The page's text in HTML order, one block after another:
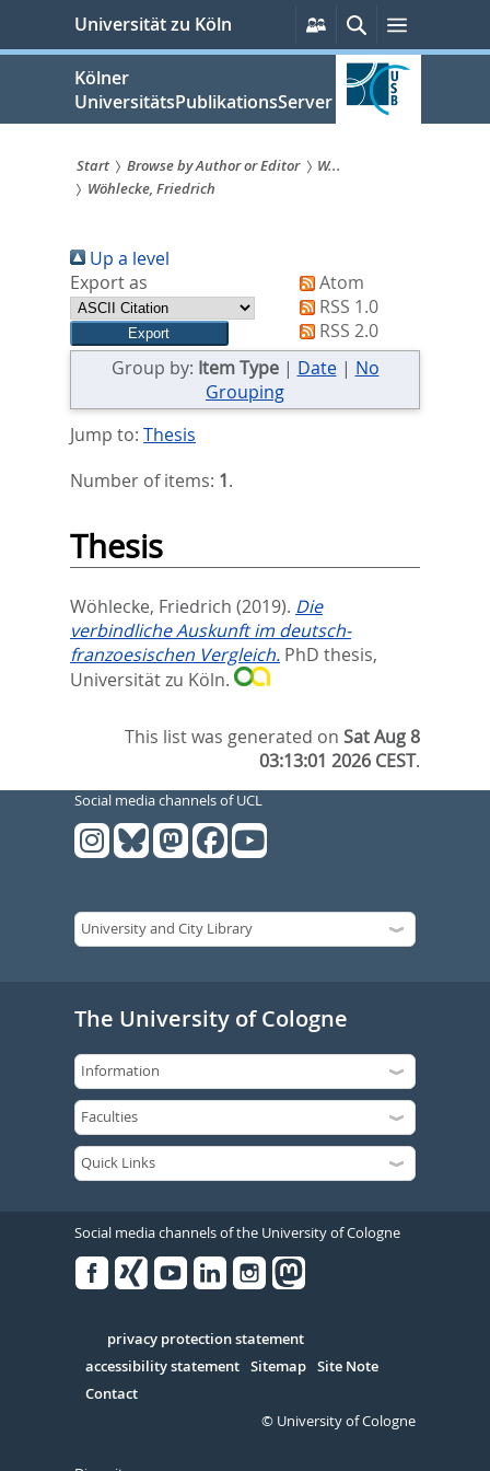
springen
Universität zu Köln
Persönliche
Services
SucheMenü
Kölner
UniversitätsPublikationsServer
Sie
sind
hier:
Start Browse by Author or Editor
W...
Wöhlecke, Friedrich
Up a level
Export as
Atom
RSS 1.0
RSS 2.0
Group by: Item Type| Date| No
Grouping
Jump to: Thesis
Number of items: 1.
Thesis
Wöhlecke, Friedrich (2019). Die
verbindliche Auskunft im deutsch-
franzoesischen Vergleich. PhD thesis,
Universität zu Köln.
This list was generated onSat Aug 8
03:13:01 2026 CEST.
Social media channels of UCL
The University of Cologne
Social media channels of the University of Cologne
Serivce
privacy protection statement
accessibility statement Sitemap Site Note
Contact
© University of Cologne